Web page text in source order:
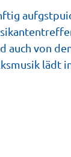
auch von
lädt